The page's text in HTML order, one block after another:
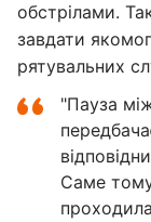
обстрілами.
завдати
рятувальних
"Пауза
Саме тому